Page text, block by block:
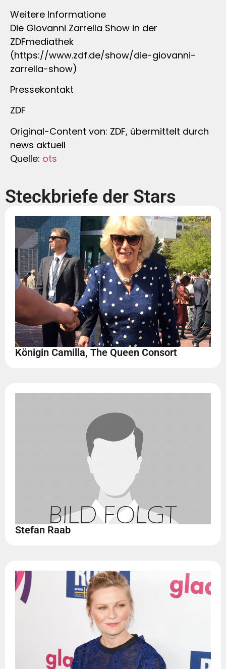
Weitere Informatione
Die Giovanni Zarrella Show in der
ZDFmediathek
(https://www.zdf.de/show/die-giovanni-
zarrella-show)
Pressekontakt
ZDF
Original-Content von: ZDF, übermittelt durch
news aktuell
Quelle: ots
Steckbriefe der Stars
Königin Camilla, The Queen Consort
Stefan Raab